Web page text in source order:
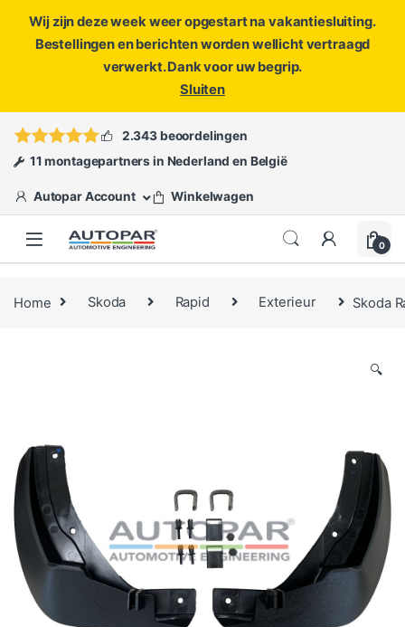
Wij zijn deze week weer opgestart na vakantiesluiting.
Bestellingen en berichten worden wellicht vertraagd
verwerkt. Dank voor uw begrip.
Sluiten
ofopen een ticket
2.343 beoordelingen
11 montagepartners in Nederland en België
Autopar Account Winkelwagen
0
Home Skoda Rapid Exterieur Skoda
🔍